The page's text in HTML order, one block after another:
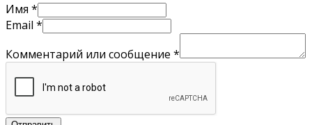
Имя *
Email *
Комментарий или сообщение *